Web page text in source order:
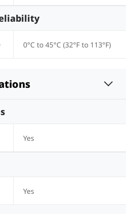
0°C to 45°C (32°F to 113°F)
Yes
Yes